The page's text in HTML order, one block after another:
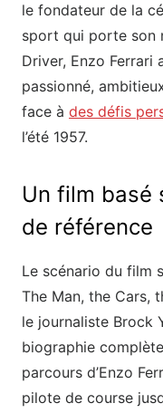
le fondateur de la
sport qui porte son
Driver, Enzo Ferrari
passionné,
face à des défis
l’été 1957.
Un film basé
de référence
Le scénario du film
The Man, the Cars,
le journaliste Brock
biographie
parcours d’Enzo
pilote de course